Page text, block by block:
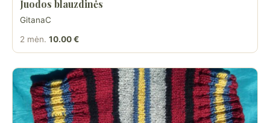
Juodos blauzdinės
GitanaC
2 mėn. 10.00 €